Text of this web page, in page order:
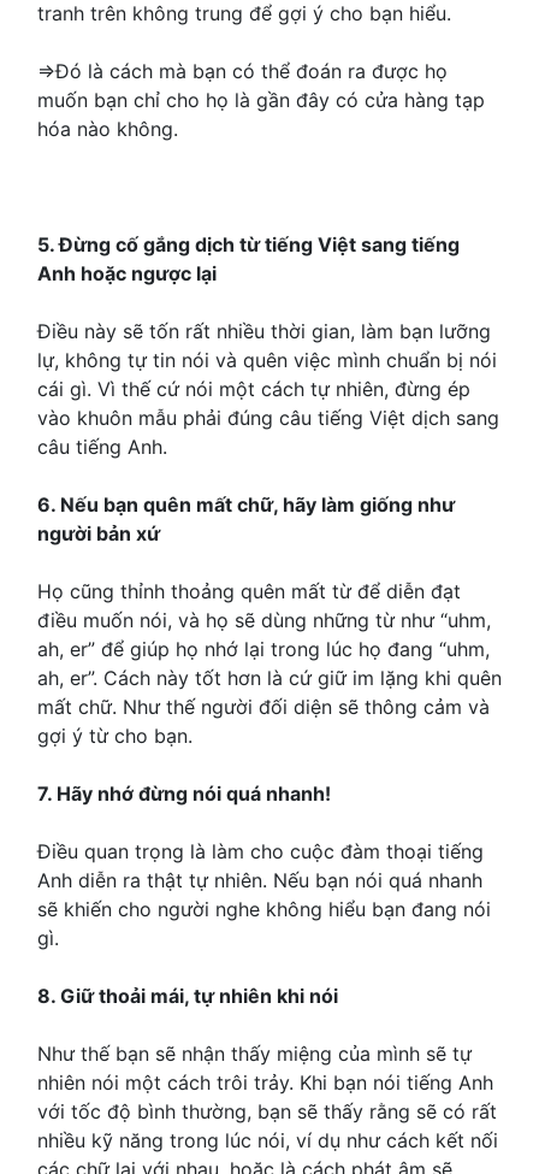
tranh trên không trung để gợi ý cho bạn hiểu.
=>Đó là cách mà bạn có thể đoán ra được họ
muốn bạn chỉ cho họ là gần đây có cửa hàng tạp
hóa nào không.
5. Đừng cố gắng dịch từ tiếng Việt sang tiếng
Anh hoặc ngược lại
Điều này sẽ tốn rất nhiều thời gian, làm bạn lưỡng
lự, không tự tin nói và quên việc mình chuẩn bị nói
cái gì. Vì thế cứ nói một cách tự nhiên, đừng ép
vào khuôn mẫu phải đúng câu tiếng Việt dịch sang
câu tiếng Anh.
6. Nếu bạn quên mất chữ, hãy làm giống như
người bản xứ
Họ cũng thỉnh thoảng quên mất từ để diễn đạt
điều muốn nói, và họ sẽ dùng những từ như “uhm,
ah, er” để giúp họ nhớ lại trong lúc họ đang “uhm,
ah, er”. Cách này tốt hơn là cứ giữ im lặng khi quên
mất chữ. Như thế người đối diện sẽ thông cảm và
gợi ý từ cho bạn.
7. Hãy nhớ đừng nói quá nhanh!
Điều quan trọng là làm cho cuộc đàm thoại tiếng
Anh diễn ra thật tự nhiên. Nếu bạn nói quá nhanh
sẽ khiến cho người nghe không hiểu bạn đang nói
gì.
8. Giữ thoải mái, tự nhiên khi nói
Như thế bạn sẽ nhận thấy miệng của mình sẽ tự
nhiên nói một cách trôi trảy. Khi bạn nói tiếng Anh
với tốc độ bình thường, bạn sẽ thấy rằng sẽ có rất
nhiều kỹ năng trong lúc nói, ví dụ như cách kết nối